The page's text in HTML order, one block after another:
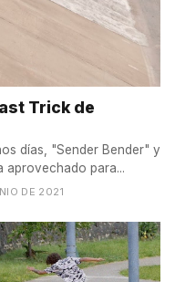
Trick de
días, "Sender Bender" y
aprovechado para...
DE 2021